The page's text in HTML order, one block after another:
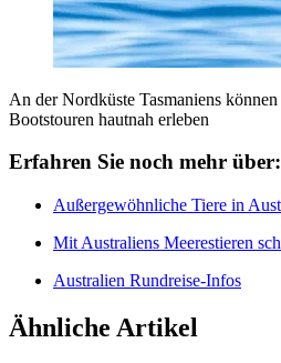
An der Nordküste Tasmaniens
Bootstouren hautnah erleben
Erfahren Sie noch mehr über:
Außergewöhnliche Tiere in
Mit Australiens Meerestieren
Australien Rundreise-Infos
Ähnliche Artikel